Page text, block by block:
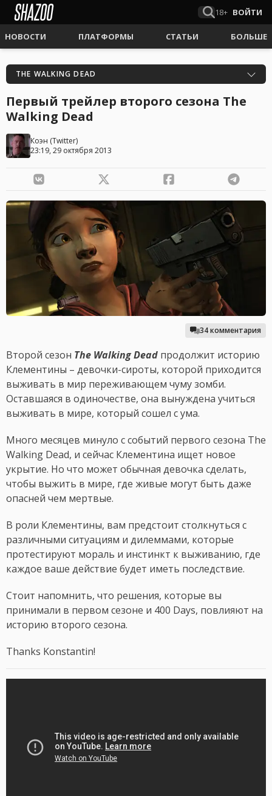
18+ ВОЙТИ
НОВОСТИ ПЛАТФОРМЫ СТАТЬИ БОЛЬШЕ
THE WALKING DEAD
Первый трейлер второго сезона The
Walking Dead
Коэн (Twitter)
23:19, 29 октября 2013
34 комментария
Второй сезон The Walking Dead продолжит историю
Клементины – девочки-сироты, которой приходится
выживать в мир переживающем чуму зомби.
Оставшаяся в одиночестве, она вынуждена учиться
выживать в мире, который сошел с ума.
Много месяцев минуло с событий первого сезона The
Walking Dead, и сейчас Клементина ищет новое
укрытие. Но что может обычная девочка сделать,
чтобы выжить в мире, где живые могут быть даже
опасней чем мертвые.
В роли Клементины, вам предстоит столкнуться с
различными ситуациям и дилеммами, которые
протестируют мораль и инстинкт к выживанию, где
каждое ваше действие будет иметь последствие.
Стоит напомнить, что решения, которые вы
принимали в первом сезоне и 400 Days, повлияют на
историю второго сезона.
Thanks Konstantin!